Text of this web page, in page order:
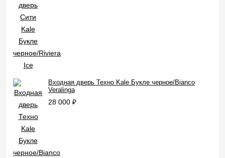
Входная дверь Техно Kale Букле черное/Bianco
Veralinga
28 000 ₽